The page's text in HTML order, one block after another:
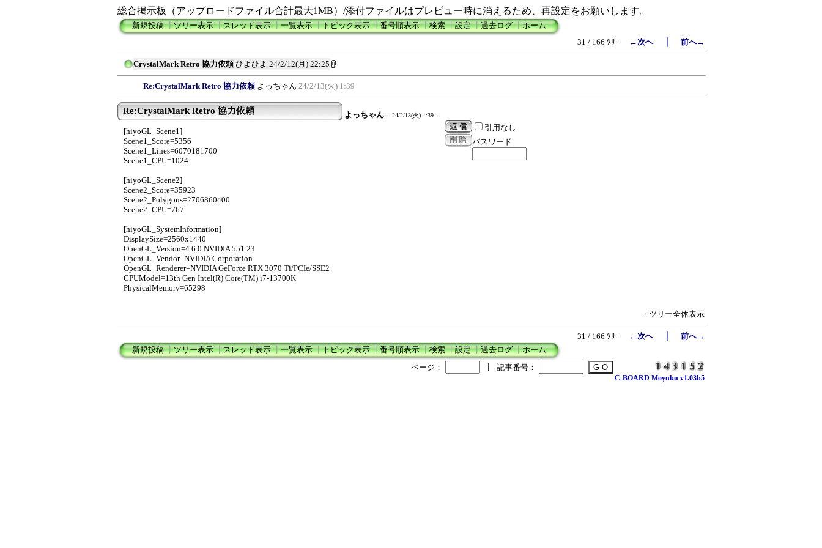
総合掲示板（アップロードファイル合計最大1MB）/添付ファイルはプレビュー時に消えるため、再設定をお願いします。
新規投稿┃ツリー表示┃スレッド表示┃一覧表示┃トピック表示┃番号順表示┃検索┃設定┃過去ログ┃ホーム
31 / 166 ﾂﾘｰ
←次へ｜ 前へ→
CrystalMark Retro 協力依頼 ひよひよ 24/2/12(月) 22:25
Re:CrystalMark Retro 協力依頼 よっちゃん 24/2/13(火) 1:39
Re:CrystalMark Retro 協力依頼 よっちゃん - 24/2/13(火) 1:39 -
[hiyoGL_Scene1]
Scene1_Score=5356
Scene1_Lines=6070181700
Scene1_CPU=1024
[hiyoGL_Scene2]
Scene2_Score=35923
Scene2_Polygons=2706860400
Scene2_CPU=767
[hiyoGL_SystemInformation]
DisplaySize=2560x1440
OpenGL_Version=4.6.0 NVIDIA 551.23
OpenGL_Vendor=NVIDIA Corporation
OpenGL_Renderer=NVIDIA GeForce RTX 3070 Ti/PCIe/SSE2
CPUModel=13th Gen Intel(R) Core(TM) i7-13700K
PhysicalMemory=65298
引用なし
パスワード
・ツリー全体表示
31 / 166 ﾂﾘｰ ←次へ｜ 前へ→
新規投稿┃ツリー表示┃スレッド表示┃一覧表示┃トピック表示┃番号順表示┃検索┃設定┃過去ログ┃ホーム
ページ：
記事番号：
C-BOARD Moyuku v1.03b5